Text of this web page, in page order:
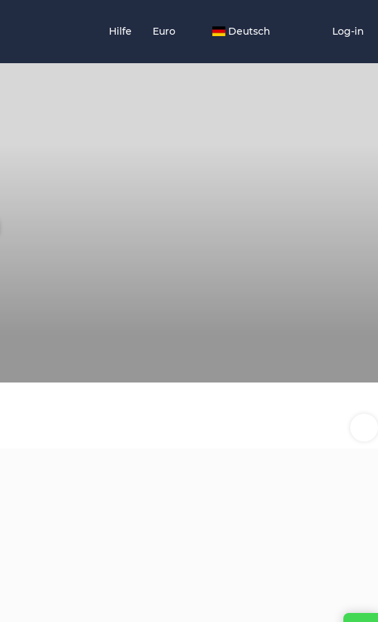
Hilfe Euro Deutsch Log-in